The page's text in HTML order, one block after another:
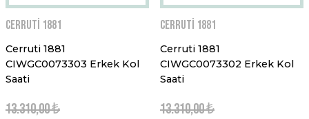
Cerruti 1881
Cerruti 1881
CIWGC0073303 Erkek Kol
Saati
13.310,00 ₺
Cerruti 1881
Cerruti 1881
CIWGC0073302 Erkek Kol
Saati
13.310,00 ₺